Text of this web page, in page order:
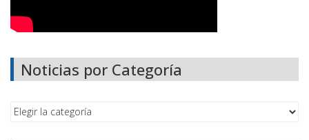
Noticias por Categoría